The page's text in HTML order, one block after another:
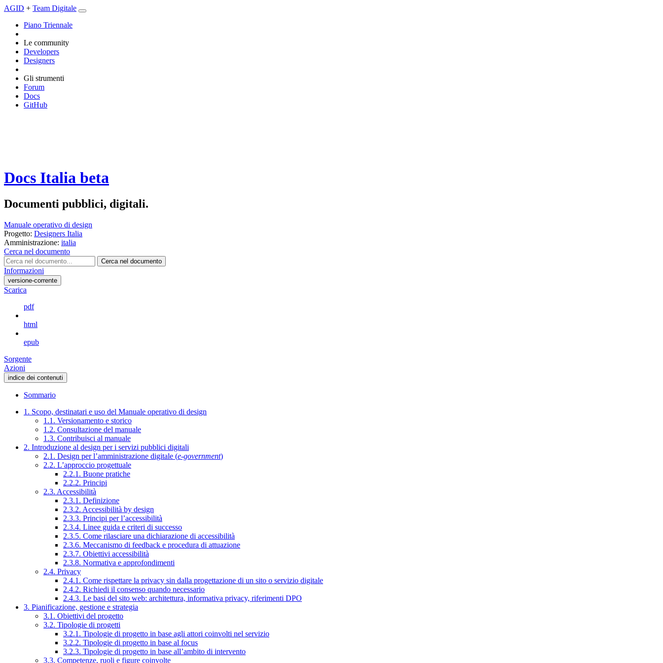
AGID + Team Digitale
Piano Triennale
Le community
Developers
Designers
Gli strumenti
Forum
Docs
GitHub
Docs Italia beta
Documenti pubblici, digitali.
Manuale operativo di design
Progetto: Designers Italia
Amministrazione: italia
Cerca nel documento
Cerca nel documento
Informazioni
versione-corrente
Scarica
pdf
html
epub
Sorgente
Azioni
indice dei contenuti
Sommario
1. Scopo, destinatari e uso del Manuale operativo di design
1.1. Versionamento e storico
1.2. Consultazione del manuale
1.3. Contribuisci al manuale
2. Introduzione al design per i servizi pubblici digitali
2.1. Design per l’amministrazione digitale (e-government)
2.2. L’approccio progettuale
2.2.1. Buone pratiche
2.2.2. Principi
2.3. Accessibilità
2.3.1. Definizione
2.3.2. Accessibilità by design
2.3.3. Principi per l’accessibilità
2.3.4. Linee guida e criteri di successo
2.3.5. Come rilasciare una dichiarazione di accessibilità
2.3.6. Meccanismo di feedback e procedura di attuazione
2.3.7. Obiettivi accessibilità
2.3.8. Normativa e approfondimenti
2.4. Privacy
2.4.1. Come rispettare la privacy sin dalla progettazione di un sito o servizio digitale
2.4.2. Richiedi il consenso quando necessario
2.4.3. Le basi del sito web: architettura, informativa privacy, riferimenti DPO
3. Pianificazione, gestione e strategia
3.1. Obiettivi del progetto
3.2. Tipologie di progetti
3.2.1. Tipologie di progetto in base agli attori coinvolti nel servizio
3.2.2. Tipologie di progetto in base al focus
3.2.3. Tipologie di progetto in base all’ambito di intervento
3.3. Competenze, ruoli e figure coinvolte